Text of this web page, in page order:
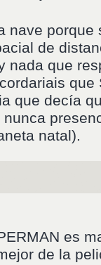
nave
de
nada que
que
que decía
natal).
es
de la